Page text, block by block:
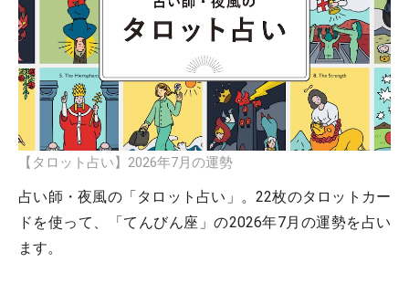
【タロット占い】2026年7月の運勢
占い師・夜風の「タロット占い」。22枚のタロットカー
ドを使って、「てんびん座」の2026年7月の運勢を占い
ます。